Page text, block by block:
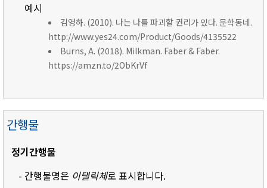
예시
김영하. (2010). 나는 나를 파괴할 권리가 있다. 문학동네.
http://www.yes24.com/Product/Goods/4135522
Burns, A. (2018). Milkman. Faber & Faber.
https://amzn.to/2ObKrVf
간행물
정기간행물
- 간행물명은 이탤릭체로 표시합니다.